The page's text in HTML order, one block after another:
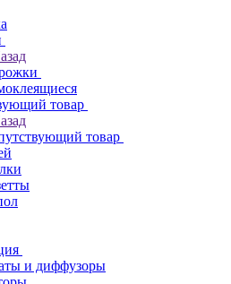
товар
товар
и диффузоры